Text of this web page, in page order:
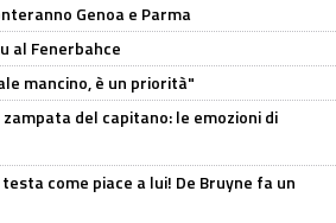
Genoa e Parma
al Fenerbahce
mancino, è un priorità"
del capitano: le emozioni di
come piace a lui! De Bruyne fa un